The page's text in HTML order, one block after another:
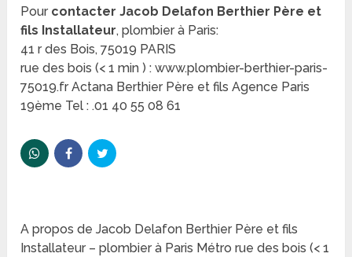
Pour contacter Jacob Delafon Berthier Père et
fils Installateur, plombier à Paris:
41 r des Bois, 75019 PARIS
rue des bois (< 1 min ) : www.plombier-berthier-paris-
75019.fr Actana Berthier Père et fils Agence Paris
19ème Tel : .01 40 55 08 61
A propos de Jacob Delafon Berthier Père et fils
Installateur – plombier à Paris Métro rue des bois (< 1